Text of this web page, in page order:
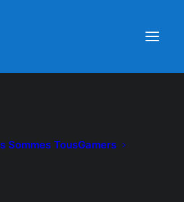
Sommes TousGamers